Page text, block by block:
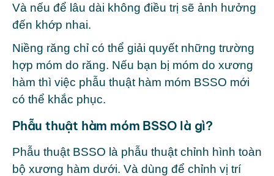
Và nếu để lâu dài không điều trị sẽ ảnh hưởng
đến khớp nhai.
Niềng răng chỉ có thể giải quyết những trường
hợp móm do răng. Nếu bạn bị móm do xương
hàm thì việc phẫu thuật hàm móm BSSO mới
có thể khắc phục.
Phẫu thuật hàm móm BSSO là gì?
Phẫu thuật BSSO là phẫu thuật chỉnh hình toàn
bộ xương hàm dưới. Và dùng để chỉnh vị trí